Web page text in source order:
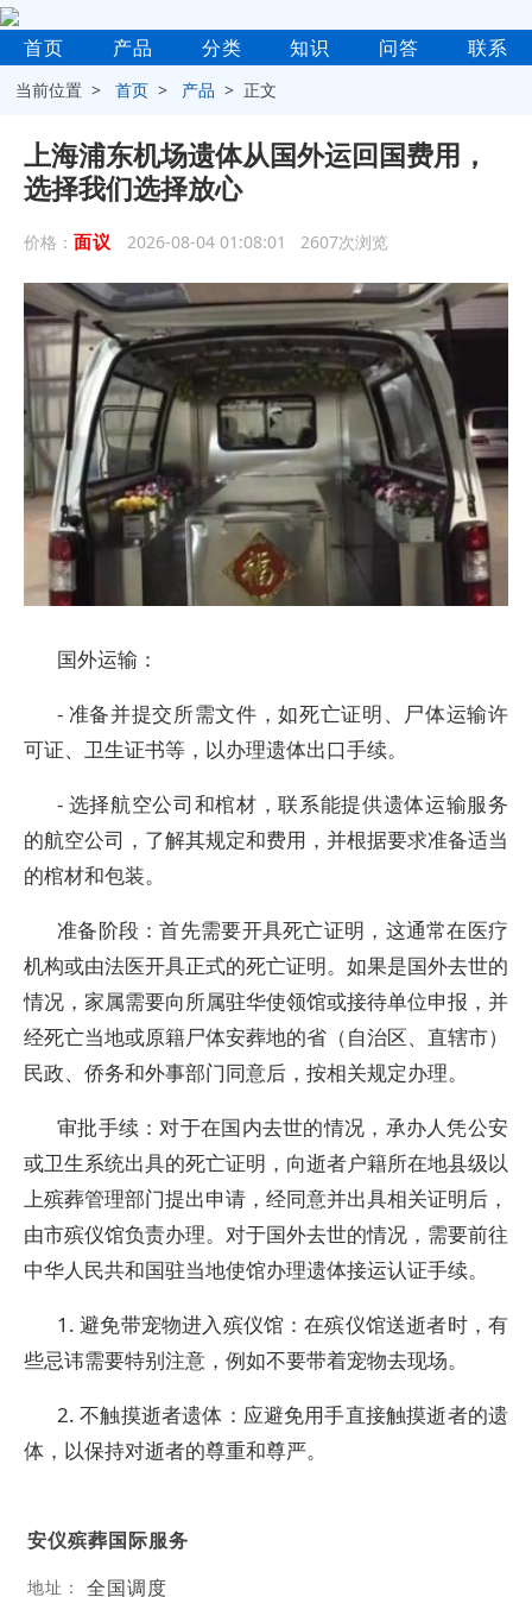
首页 产品 分类 知识 问答 联系
当前位置 >首页 > 产品 > 正文
上海浦东机场遗体从国外运回国费用，
选择我们选择放心
价格： 面议 2026-08-04 01:08:01 2607次浏览
国外运输：
- 准备并提交所需文件，如死亡证明、尸体运输许
可证、卫生证书等，以办理遗体出口手续。
- 选择航空公司和棺材，联系能提供遗体运输服务
的航空公司，了解其规定和费用，并根据要求准备适当
的棺材和包装。
准备阶段：首先需要开具死亡证明，这通常在医疗
机构或由法医开具正式的死亡证明。如果是国外去世的
情况，家属需要向所属驻华使领馆或接待单位申报，并
经死亡当地或原籍尸体安葬地的省（自治区、直辖市）
民政、侨务和外事部门同意后，按相关规定办理。
审批手续：对于在国内去世的情况，承办人凭公安
或卫生系统出具的死亡证明，向逝者户籍所在地县级以
上殡葬管理部门提出申请，经同意并出具相关证明后，
由市殡仪馆负责办理。对于国外去世的情况，需要前往
中华人民共和国驻当地使馆办理遗体接运认证手续。
1. 避免带宠物进入殡仪馆：在殡仪馆送逝者时，有
些忌讳需要特别注意，例如不要带着宠物去现场。
2. 不触摸逝者遗体：应避免用手直接触摸逝者的遗
体，以保持对逝者的尊重和尊严。
安仪殡葬国际服务
地址： 全国调度